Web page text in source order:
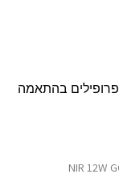
פרופילים בהתאמה